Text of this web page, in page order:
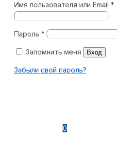
Имя пользователя или Email *
Пароль *
Запомнить меня Вход
Забыли свой пароль?
0